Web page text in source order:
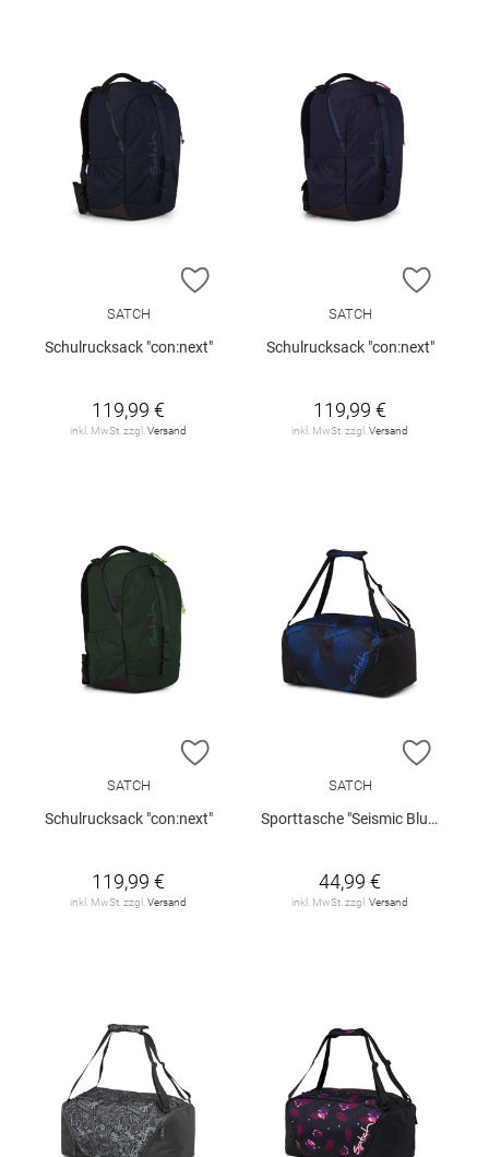
ZUR WUNSCHLISTE HINZUFÜGEN
SATCH
Schulrucksack "con:next"
119,99 €
inkl. MwSt. zzgl. Versand
ZUR
SATCH
Schulrucksack "con:next"
119,99 €
inkl. MwSt. zzgl. Versand
ZUR WUNSCHLISTE HINZUFÜGEN
SATCH
Schulrucksack "con:next"
119,99 €
inkl. MwSt. zzgl.Versand
ZUR
SATCH
Sporttasche "Seismic Blue"
44,99 €
inkl. MwSt. zzgl.Versand